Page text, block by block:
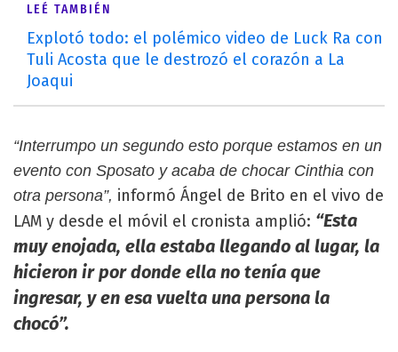
LEÉ TAMBIÉN
Explotó todo: el polémico video de Luck Ra con
Tuli Acosta que le destrozó el corazón a La
Joaqui
“Interrumpo un segundo esto porque estamos en un
evento con Sposato y acaba de chocar Cinthia con
otra persona”, informó Ángel de Brito en el vivo de
LAM y desde el móvil el cronista amplió: “Esta
muy enojada, ella estaba llegando al lugar, la
hicieron ir por donde ella no tenía que
ingresar, y en esa vuelta una persona la
chocó”.